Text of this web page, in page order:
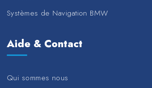
Systèmes de Navigation BMW
Aide & Contact
Qui sommes nous